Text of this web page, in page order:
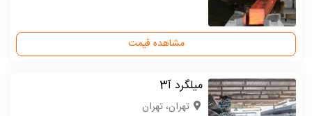
مشاهده قیمت
میلگرد آ3
تهران، تهران